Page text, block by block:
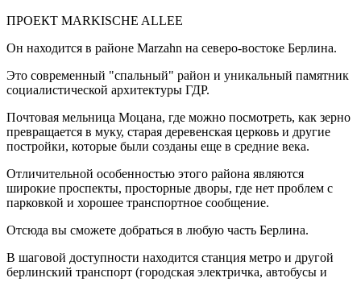
ПРОЕКТ MARKISCHE ALLEE
Он находится в районе Marzahn на северо-востоке Берлина.
Это современный "спальный" район и уникальный памятник
социалистической архитектуры ГДР.
Почтовая мельница Моцана, где можно посмотреть, как зерно
превращается в муку, старая деревенская церковь и другие
постройки, которые были созданы еще в средние века.
Отличительной особенностью этого района являются
широкие проспекты, просторные дворы, где нет проблем с
парковкой и хорошее транспортное сообщение.
Отсюда вы сможете добраться в любую часть Берлина.
В шаговой доступности находится станция метро и другой
берлинский транспорт (городская электричка, автобусы и